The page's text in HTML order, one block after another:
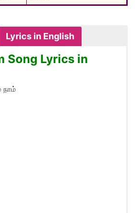
Lyrics in English
Song Lyrics in
நாம்